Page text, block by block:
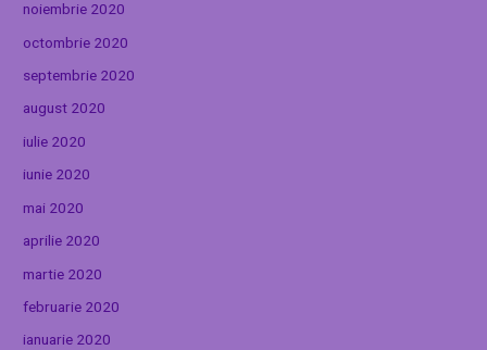
noiembrie 2020
octombrie 2020
septembrie 2020
august 2020
iulie 2020
iunie 2020
mai 2020
aprilie 2020
martie 2020
februarie 2020
ianuarie 2020